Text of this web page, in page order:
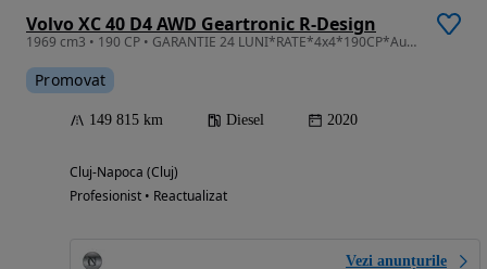
Volvo XC 40 D4 AWD Geartronic R-Design
1969 cm3 • 190 CP • GARANTIE 24 LUNI*RATE*4x4*190CP*Automata*R Design*Panorama*Alcantara
Promovat
149 815 km Diesel 2020
Cluj-Napoca (Cluj)
Profesionist • Reactualizat
Vezi anunțurile